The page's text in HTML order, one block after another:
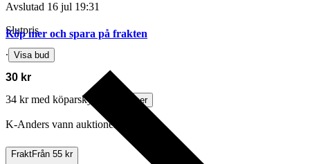
Avslutad 16 jul 19:31
Slutpris
∙ Visa bud
30 kr
34 kr med köparskydd.
Läs mer
K-Anders vann auktionen
FraktFrån 55 kr
Köp mer och spara på frakten